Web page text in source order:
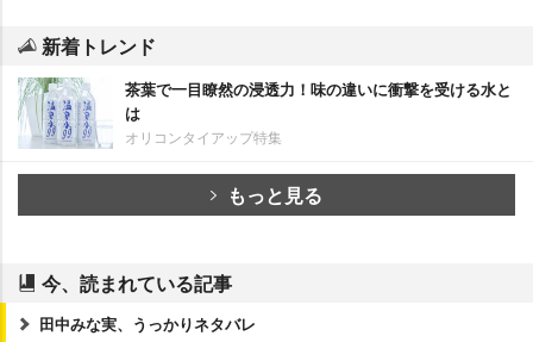
新着トレンド
茶葉で一目瞭然の浸透力！味の違いに衝撃を受ける水と
は
オリコンタイアップ特集
もっと見る
今、読まれている記事
田中みな実、うっかりネタバレ